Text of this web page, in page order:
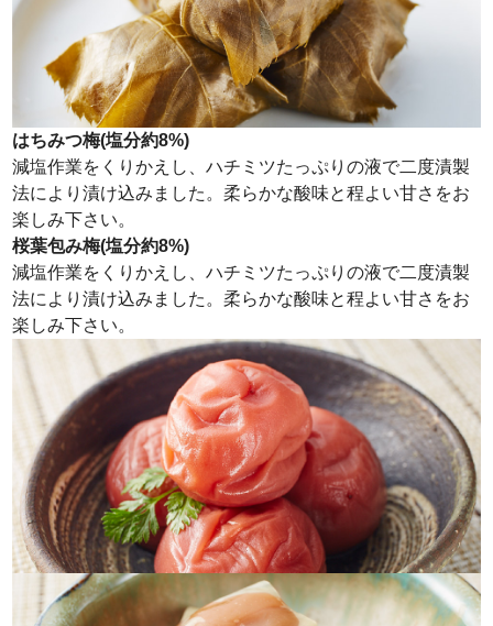
はちみつ梅(塩分約8%)
減塩作業をくりかえし、ハチミツたっぷりの液で二度漬製
法により漬け込みました。柔らかな酸味と程よい甘さをお
楽しみ下さい。
桜葉包み梅(塩分約8%)
減塩作業をくりかえし、ハチミツたっぷりの液で二度漬製
法により漬け込みました。柔らかな酸味と程よい甘さをお
楽しみ下さい。